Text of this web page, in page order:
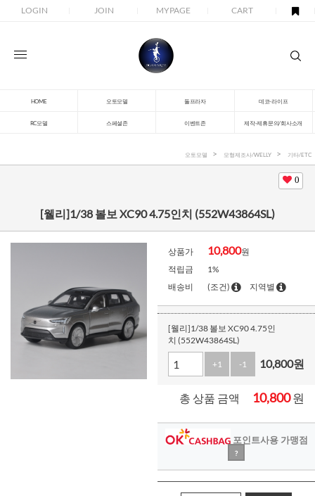
LOGIN JOIN MYPAGE CART
HOME 오토모델 돌프라자 데코-라이프
RC모델 스페셜존 이벤트존 제작-제휴문의/회사소개
오토모델 모형제조사/WELLY 기타/ETC
0
[웰리]1/38 볼보 XC90 4.75인치 (552W43864SL)
상품가 10,800원
적립금
1%
배송비
(조건) 지역별
[웰리]1/38 볼보 XC90 4.75인
치 (552W43864SL)
+1 -1 10,800원
총 상품 금액 10,800원
포인트사용 가맹점
?